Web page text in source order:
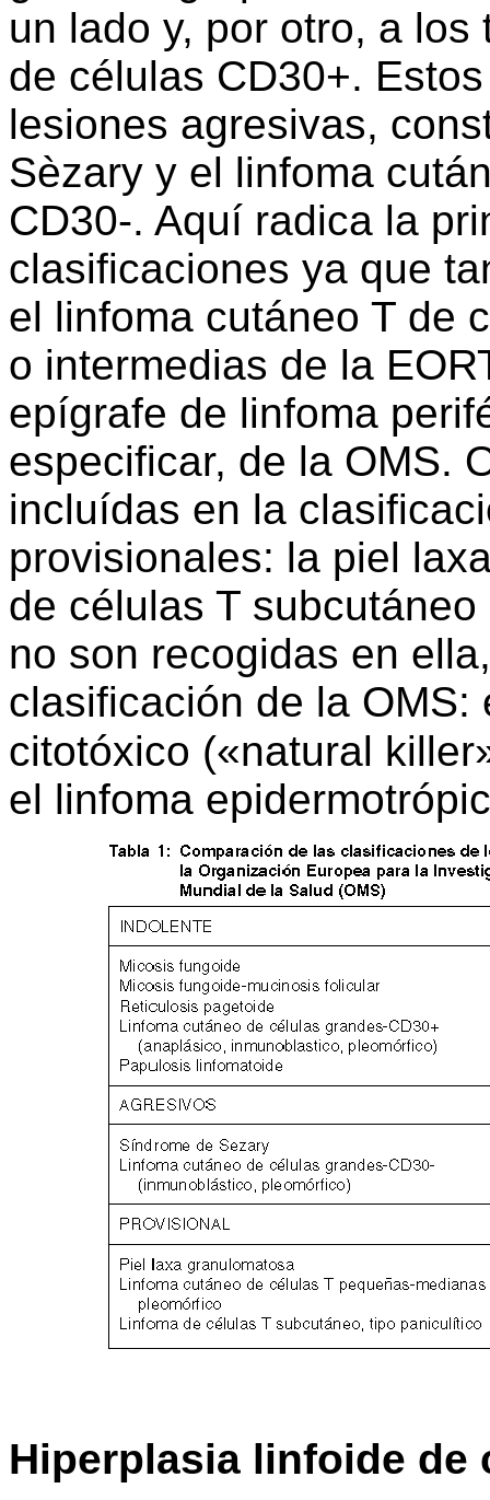
un lado y, por otro, a
de células CD30+.
lesiones agresivas,
Sèzary y el linfoma
CD30-. Aquí radica la
clasificaciones ya que
el linfoma cutáneo T de
o intermedias de la
epígrafe de linfoma
especificar, de la OMS.
incluídas en la
provisionales: la piel
de células T
no son recogidas en
clasificación de la
citotóxico («natural
el linfoma
Hiperplasia linfoide de